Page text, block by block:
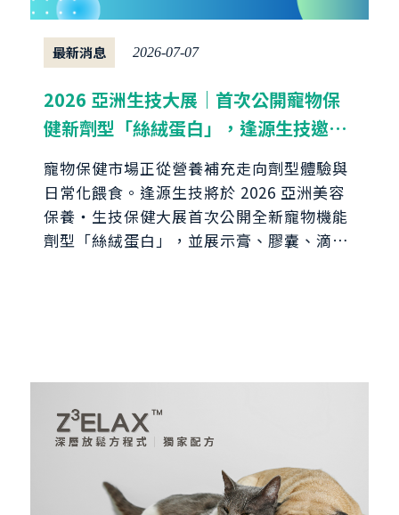
最新消息 2026-07-07
2026 亞洲生技大展｜首次公開寵物保
健新劑型「絲絨蛋白」，逢源生技邀您
共探寵物保健新藍海
寵物保健市場正從營養補充走向劑型體驗與
日常化餵食。逢源生技將於 2026 亞洲美容
保養・生技保健大展首次公開全新寵物機能
劑型「絲絨蛋白」，並展示膏、膠囊、滴